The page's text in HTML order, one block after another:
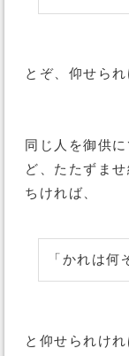
とぞ、仰せられ
同じ人を御供
ど、たたずま
ちければ、
「かれは何
と仰せられけ